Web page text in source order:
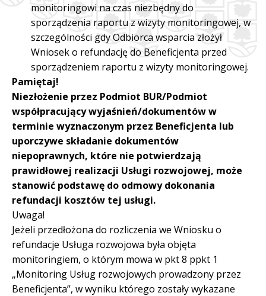
monitoringowi na czas niezbędny do
sporządzenia raportu z wizyty monitoringowej, w
szczególności gdy Odbiorca wsparcia złożył
Wniosek o refundację do Beneficjenta przed
sporządzeniem raportu z wizyty monitoringowej.
Pamiętaj!
Niezłożenie przez Podmiot BUR/Podmiot
współpracujący wyjaśnień/dokumentów w
terminie wyznaczonym przez Beneficjenta lub
uporczywe składanie dokumentów
niepoprawnych, które nie potwierdzają
prawidłowej realizacji Usługi rozwojowej, może
stanowić podstawę do odmowy dokonania
refundacji kosztów tej usługi.
Uwaga!
Jeżeli przedłożona do rozliczenia we Wniosku o
refundacje Usługa rozwojowa była objęta
monitoringiem, o którym mowa w pkt 8 ppkt 1
„Monitoring Usług rozwojowych prowadzony przez
Beneficjenta”, w wyniku którego zostały wykazane